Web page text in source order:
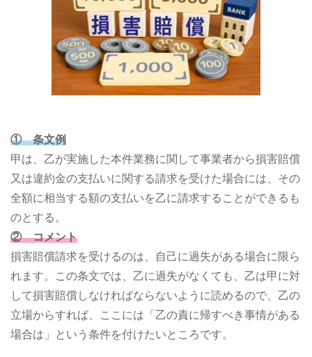
① 条文例
甲は、乙が実施した本件業務に関して事業者から損害賠償
又は違約金の支払いに関する請求を受けた場合には、その
全額に相当する額の支払いを乙に請求することができるも
のとする。
② コメント
損害賠償請求を受けるのは、自己に過失がある場合に限ら
れます。この条文では、乙に過失がなくても、乙は甲に対
して損害賠償しなければならないように読めるので、乙の
立場からすれば、ここには「乙の責に帰すべき事情がある
場合は」という条件を付けたいところです。